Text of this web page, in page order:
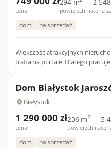
cena
294 m
powierzchnia
2
cena
dom na sprzedaż
Większość atrakcyjnych
trafia na portale. Dlatego
Dom Białystok
Białystok
1 290 000 zł
cena
236 m2
powierzchnia
5
dom na sprzedaż